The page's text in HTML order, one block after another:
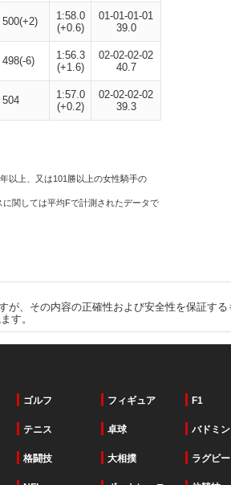
500(+2)
1:58.0
(+0.6)
01-01-01-01
39.0
498(-6)
1:56.3
(+1.6)
02-02-02-02
40.7
504
1:57.0
(+0.2)
02-02-02-02
39.3
以上、又は101勝以上の女性騎手の
関しては平均Fで計測されたデータで
、その内容の正確性および安全性を保証す
す。
ゴルフ フィギュア F1
テニス 卓球 バドミ
格闘技 大相撲 ラグビー